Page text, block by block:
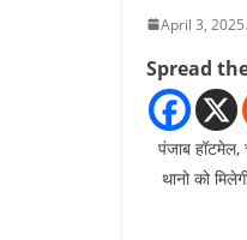
April 3, 2025
Spread
पंजाब
थानो को